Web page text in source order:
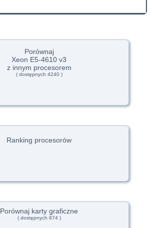
Porównaj
Xeon E5-4610 v3
z innym procesorem
( dostępnych 4240 )
Ranking procesorów
Porównaj karty graficzne
( dostępnych 874 )